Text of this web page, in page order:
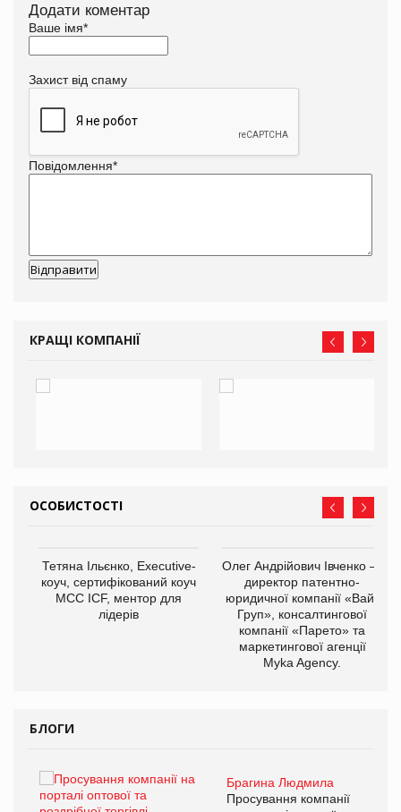
Додати коментар
Ваше імя*
Захист від спаму
Повідомлення*
КРАЩІ КОМПАНІЇ
ОСОБИСТОСТІ
Тетяна Ільєнко, Executive-
коуч, сертифікований коуч
МСС ICF, ментор для
лідерів
Олег Андрійович Івченко —
директор патентно-
юридичної компанії «Вайз
Груп», консалтингової
компанії «Парето» та
маркетингової агенції
Myka Agency.
БЛОГИ
Брагина Людмила
Просування компанії